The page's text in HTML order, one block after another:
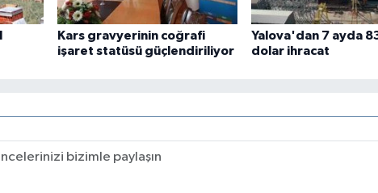
Kars gravyerinin coğrafi
işaret statüsü güçlendiriliyor
Yalova'dan 7 ayda
dolar ihracat